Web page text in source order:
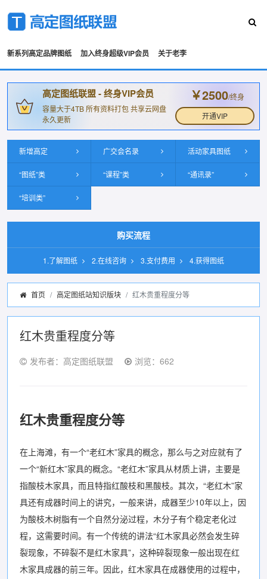
新系列高定品牌图纸 加入终身超级VIP会员 关于老李
高定图纸联盟 - 终身VIP会员
容量大于4TB 所有资料打包 共享云网盘
永久更新
￥2500/终身
开通VIP
新增高定 广交会名录 活动家具图纸
“图纸”类 “课程”类 “通讯录”
“培训类”
购买流程
1.了解图纸 2.在线咨询 3.支付费用 4.获得图纸
首页 高定图纸站知识版块 红木贵重程度分等
红木贵重程度分等
发布者：高定图纸联盟 浏览：662
红木贵重程度分等
在上海滩，有一个“老红木”家具的概念，那么与之对应就有了
一个“新红木”家具的概念。“老红木”家具从材质上讲，主要是
指酸枝木家具，而且特指红酸枝和黑酸枝。其次，“老红木”家
具还有成器时间上的讲究，一般来讲，成器至少10年以上，因
为酸枝木树脂有一个自然分泌过程，木分子有个稳定老化过
程，这需要时间。有一个传统的讲法“红木家具必然会发生碎
裂现象，不碎裂不是红木家具”，这种碎裂现象一般出现在红
木家具成器的前三年。因此，红木家具在成器使用的过程中，